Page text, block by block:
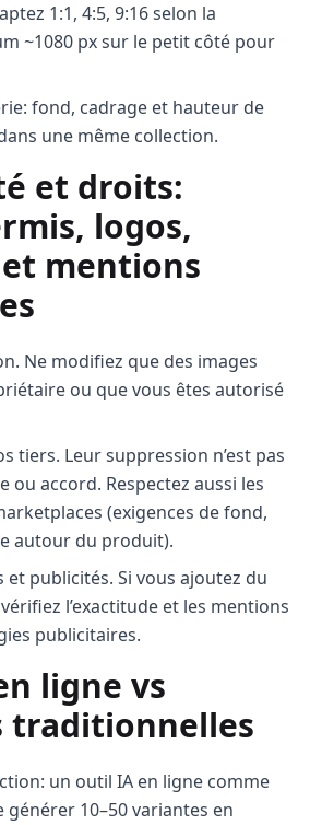
1:1, 4:5, 9:16 selon la
~1080 px sur le petit côté pour
fond, cadrage et hauteur de
une même collection.
et droits:
logos,
mentions
Ne modifiez que des images
ou que vous êtes autorisé
tiers. Leur suppression n’est pas
ou accord. Respectez aussi les
(exigences de fond,
autour du produit).
et publicités. Si vous ajoutez du
l’exactitude et les mentions
publicitaires.
ligne vs
traditionnelles
un outil IA en ligne comme
générer 10–50 variantes en